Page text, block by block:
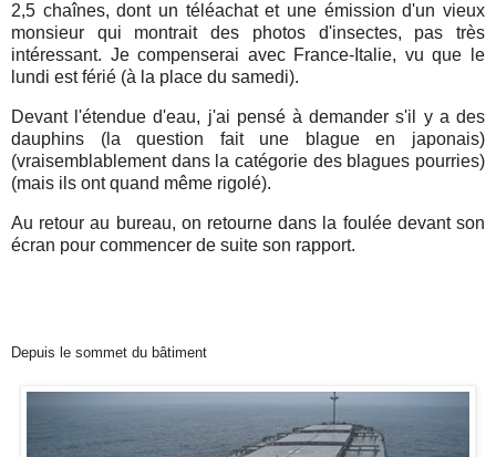
2,5 chaînes, dont un téléachat et une émission d'un vieux
monsieur qui montrait des photos d'insectes, pas très
intéressant. Je compenserai avec France-Italie, vu que le
lundi est férié (à la place du samedi).
Devant l'étendue d'eau, j'ai pensé à demander s'il y a des
dauphins (la question fait une blague en japonais)
(vraisemblablement dans la catégorie des blagues pourries)
(mais ils ont quand même rigolé).
Au retour au bureau, on retourne dans la foulée devant son
écran pour commencer de suite son rapport.
Depuis le sommet du bâtiment